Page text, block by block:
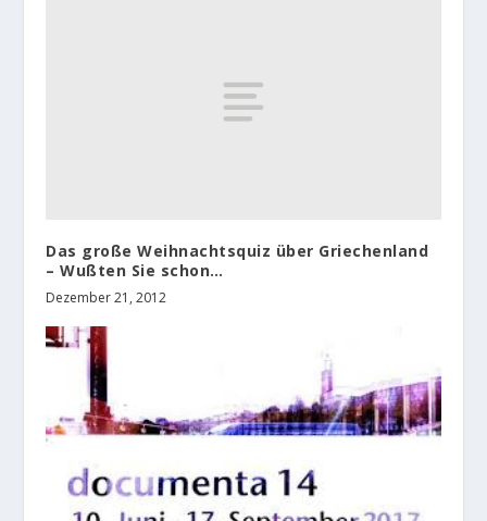
Das große Weihnachtsquiz über Griechenland
– Wußten Sie schon…
Dezember 21, 2012